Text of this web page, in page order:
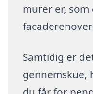
murer er,
Samtidig er
gennemskue,